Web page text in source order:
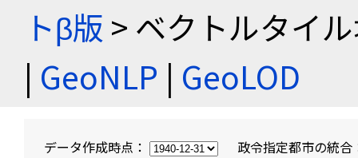
トβ版 > ベクトルタイ
| GeoNLP | GeoLOD
データ作成時点： 政令指定都市の統